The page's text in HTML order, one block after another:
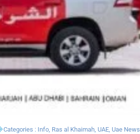
Categories : Info Ras al Khaimah UAE Uae News